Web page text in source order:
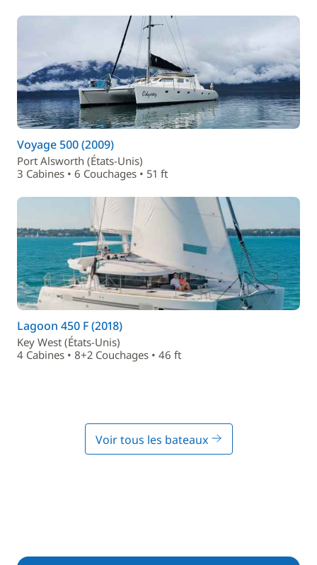
Voyage 500 (2009)
Port Alsworth (États-Unis)
3 Cabines • 6 Couchages • 51 ft
Lagoon 450 F (2018)
Key West (États-Unis)
4 Cabines • 8+2 Couchages • 46 ft
Voir tous les bateaux